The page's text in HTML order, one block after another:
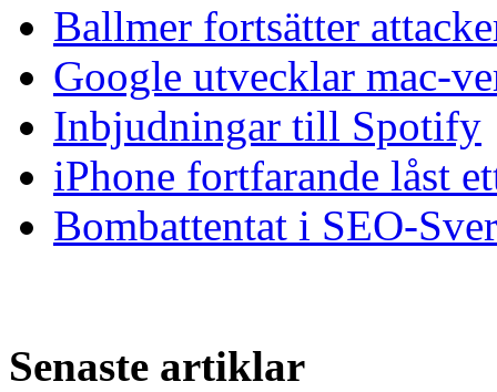
Ballmer fortsätter
Google utvecklar mac-
Inbjudningar till Spotify
iPhone fortfarande låst
Bombattentat i SEO-
Senaste artiklar